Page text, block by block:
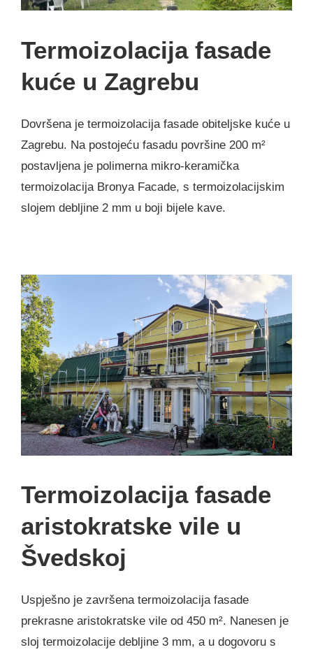
Termoizolacija fasade
kuće u Zagrebu
Dovršena je termoizolacija fasade obiteljske kuće u
Zagrebu. Na postojeću fasadu površine 200 m²
postavljena je polimerna mikro-keramička
termoizolacija Bronya Facade, s termoizolacijskim
slojem debljine 2 mm u boji bijele kave.
Termoizolacija fasade
aristokratske vile u
Švedskoj
Uspješno je završena termoizolacija fasade
prekrasne aristokratske vile od 450 m². Nanesen je
sloj termoizolacije debljine 3 mm, a u dogovoru s